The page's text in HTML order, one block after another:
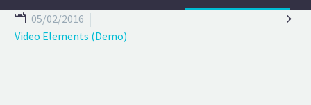

05/02/2016
Video Elements (Demo)